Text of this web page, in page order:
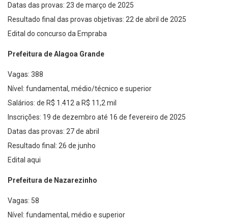
Datas das provas: 23 de março de 2025
Resultado final das provas objetivas: 22 de abril de 2025
Edital do concurso da Empraba
Prefeitura de Alagoa Grande
Vagas: 388
Nível: fundamental, médio/técnico e superior
Salários: de R$ 1.412 a R$ 11,2 mil
Inscrições: 19 de dezembro até 16 de fevereiro de 2025
Datas das provas: 27 de abril
Resultado final: 26 de junho
Edital aqui
Prefeitura de Nazarezinho
Vagas: 58
Nível: fundamental, médio e superior